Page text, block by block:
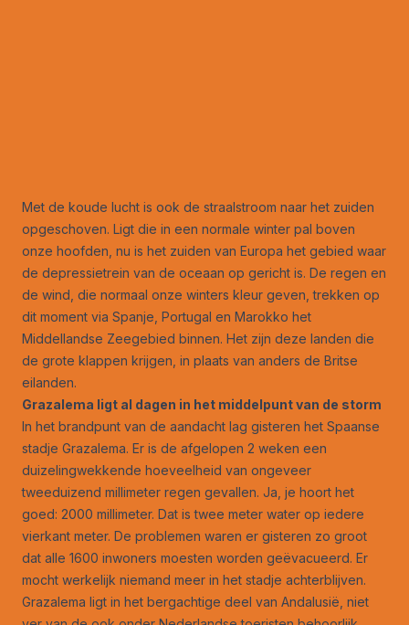
Met de koude lucht is ook de straalstroom naar het zuiden
opgeschoven. Ligt die in een normale winter pal boven
onze hoofden, nu is het zuiden van Europa het gebied waar
de depressietrein van de oceaan op gericht is. De regen en
de wind, die normaal onze winters kleur geven, trekken op
dit moment via Spanje, Portugal en Marokko het
Middellandse Zeegebied binnen. Het zijn deze landen die
de grote klappen krijgen, in plaats van anders de Britse
eilanden.
Grazalema ligt al dagen in het middelpunt van de storm
In het brandpunt van de aandacht lag gisteren het Spaanse
stadje Grazalema. Er is de afgelopen 2 weken een
duizelingwekkende hoeveelheid van ongeveer
tweeduizend millimeter regen gevallen. Ja, je hoort het
goed: 2000 millimeter. Dat is twee meter water op iedere
vierkant meter. De problemen waren er gisteren zo groot
dat alle 1600 inwoners moesten worden geëvacueerd. Er
mocht werkelijk niemand meer in het stadje achterblijven.
Grazalema ligt in het bergachtige deel van Andalusië, niet